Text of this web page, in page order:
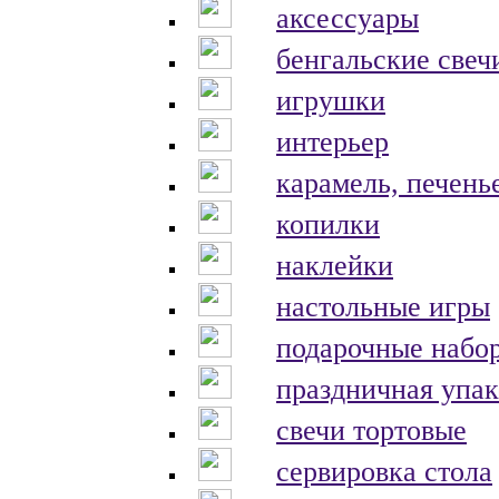
аксессуары
бенгальские
игрушки
интерьер
карамель,
копилки
наклейки
настольные игры
подарочные
праздничная
свечи тортовые
сервировка стола